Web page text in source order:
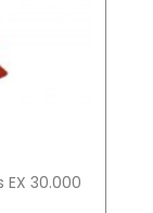
30.000